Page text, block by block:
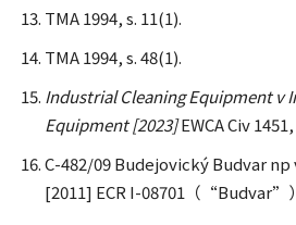
TMA 1994, s. 11(1).
TMA 1994, s. 48(1).
Industrial Cleaning Equipment v
Equipment [2023]EWCA Civ
C-482/09 Budejovický Budvar
[2011] ECR I-08701（“Budvar”